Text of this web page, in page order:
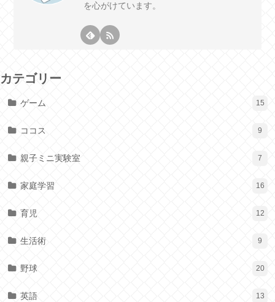
を心がけています。
カテゴリー
ゲーム 15
ココス 9
親子ミニ実験室 7
家庭学習 16
育児 12
生活術 9
野球 20
英語 13